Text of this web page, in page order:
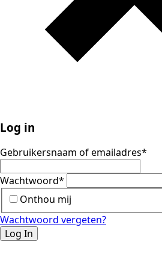
Log in
Gebruikersnaam of emailadres*
Wachtwoord*
Onthou mij
Wachtwoord vergeten?
Log In